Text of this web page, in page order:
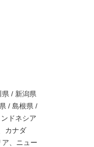
/ 新潟県
/ 島根県 /
ドネシア
カナダ
、ニュー